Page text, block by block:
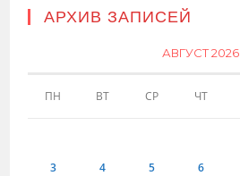
АРХИВ ЗАПИСЕЙ
АВГУСТ 2026
ПН ВТ СР ЧТ
3 4 5 6